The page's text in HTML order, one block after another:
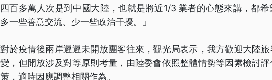
四百多萬人次是到中國大陸，也就是將近1/3 業者的心態來講，都
多一些善意交流、少一些政治干擾。」
對於疫情後兩岸遲遲未開放團客往來，觀光局表示，我方歡迎大陸
變，但開放涉及對等原則考量，由陸委會依照整體情勢等因素檢討
策，適時因應調整相關作為。